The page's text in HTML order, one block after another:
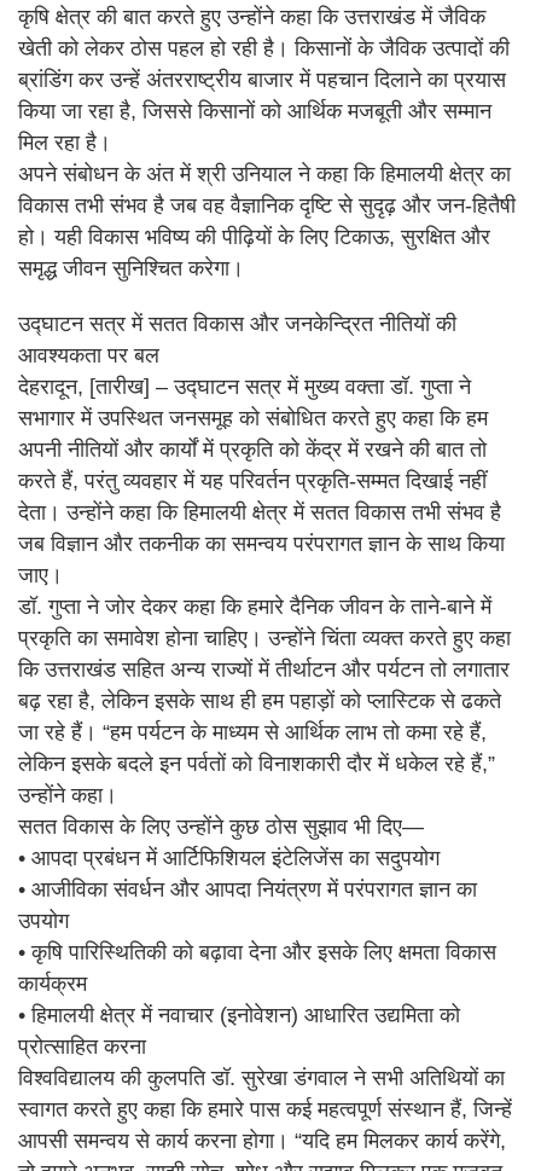
कृषि क्षेत्र की बात करते हुए उन्होंने कहा कि उत्तराखंड में जैविक
खेती को लेकर ठोस पहल हो रही है। किसानों के जैविक उत्पादों की
ब्रांडिंग कर उन्हें अंतरराष्ट्रीय बाजार में पहचान दिलाने का प्रयास
किया जा रहा है, जिससे किसानों को आर्थिक मजबूती और सम्मान
मिल रहा है।
अपने संबोधन के अंत में श्री उनियाल ने कहा कि हिमालयी क्षेत्र का
विकास तभी संभव है जब वह वैज्ञानिक दृष्टि से सुदृढ़ और जन-हितैषी
हो। यही विकास भविष्य की पीढ़ियों के लिए टिकाऊ, सुरक्षित और
समृद्ध जीवन सुनिश्चित करेगा।
उद्घाटन सत्र में सतत विकास और जनकेन्द्रित नीतियों की
आवश्यकता पर बल
देहरादून, [तारीख] – उद्घाटन सत्र में मुख्य वक्ता डॉ. गुप्ता ने
सभागार में उपस्थित जनसमूह को संबोधित करते हुए कहा कि हम
अपनी नीतियों और कार्यों में प्रकृति को केंद्र में रखने की बात तो
करते हैं, परंतु व्यवहार में यह परिवर्तन प्रकृति-सम्मत दिखाई नहीं
देता। उन्होंने कहा कि हिमालयी क्षेत्र में सतत विकास तभी संभव है
जब विज्ञान और तकनीक का समन्वय परंपरागत ज्ञान के साथ किया
जाए।
डॉ. गुप्ता ने जोर देकर कहा कि हमारे दैनिक जीवन के ताने-बाने में
प्रकृति का समावेश होना चाहिए। उन्होंने चिंता व्यक्त करते हुए कहा
कि उत्तराखंड सहित अन्य राज्यों में तीर्थाटन और पर्यटन तो लगातार
बढ़ रहा है, लेकिन इसके साथ ही हम पहाड़ों को प्लास्टिक से ढकते
जा रहे हैं। “हम पर्यटन के माध्यम से आर्थिक लाभ तो कमा रहे हैं,
लेकिन इसके बदले इन पर्वतों को विनाशकारी दौर में धकेल रहे हैं,”
उन्होंने कहा।
सतत विकास के लिए उन्होंने कुछ ठोस सुझाव भी दिए—
• आपदा प्रबंधन में आर्टिफिशियल इंटेलिजेंस का सदुपयोग
• आजीविका संवर्धन और आपदा नियंत्रण में परंपरागत ज्ञान का
उपयोग
• कृषि पारिस्थितिकी को बढ़ावा देना और इसके लिए क्षमता विकास
कार्यक्रम
• हिमालयी क्षेत्र में नवाचार (इनोवेशन) आधारित उद्यमिता को
प्रोत्साहित करना
विश्वविद्यालय की कुलपति डॉ. सुरेखा डंगवाल ने सभी अतिथियों का
स्वागत करते हुए कहा कि हमारे पास कई महत्वपूर्ण संस्थान हैं, जिन्हें
आपसी समन्वय से कार्य करना होगा। “यदि हम मिलकर कार्य करेंगे,